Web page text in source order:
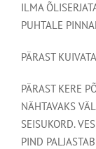
ILMA
PUHTALE
PÄRAST
PÄRAST KERE
NÄHTAVAKS
SEISUKORD.
PIND